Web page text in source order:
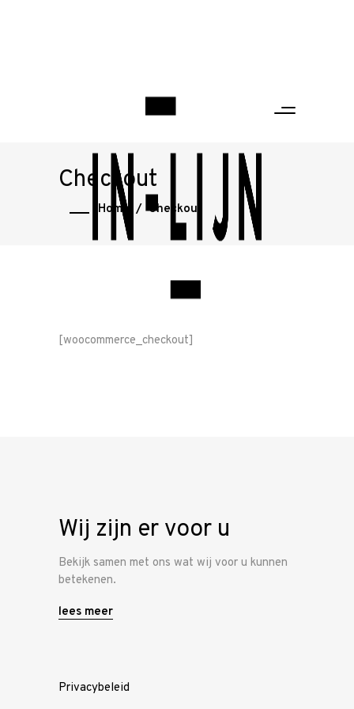
Vacature
Contacteer
ons
Checkout
Home /Checkout
[woocommerce_checkout]
Wij zijn er voor u
Bekijk samen met ons wat wij voor u kunnen
betekenen.
lees meer
Privacybeleid